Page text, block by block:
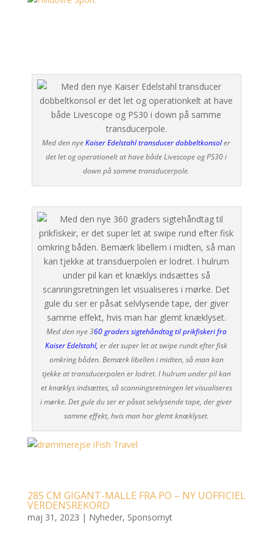
Med den nyeKaiser Edelstahl transducer dobbeltkonsoler
det let og operationelt at have både Livescope og PS30 i
down på samme transducerpole.
Med den nye 360 graders sigtehåndtag til prikfiskeri fra
Kaiser Edelstahl, er det super let at swipe rundt efter fisk
omkring båden. Bemærk libellen i midten, så man kan
tjekke at transducerpolen er lodret. I hulrum under pil kan
et knæklys indsættes, så scanningsretningen let visualiseres
i mørke. Det gule du ser er påsat selvlysende tape, der giver
samme effekt, hvis man har glemt knæklyset.
285 CM GIGANT-MALLE FRA PO – NY UOFFICIEL
VERDENSREKORD
maj 31, 2023 | Nyheder, Sponsornyt